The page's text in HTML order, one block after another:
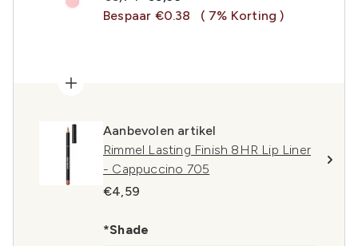
Bespaar €0.38
( 7% Korting )
Aanbevolen artikel
Rimmel Lasting Finish 8HR Lip Liner
- Cappuccino 705
€4,59
*Shade